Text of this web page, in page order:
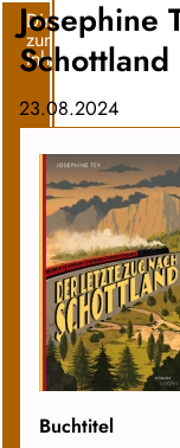
Direkt
zum
Inhalt
Josephine
Schottland
23.08.2024
Buchtitel